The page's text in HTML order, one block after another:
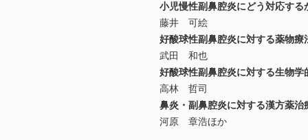
小児慢性副鼻腔炎にどう対応する
藤井 可絵
好酸球性副鼻腔炎に対する薬物療
武田 和也
好酸球性副鼻腔炎に対する生物学
高林 哲司
鼻炎・副鼻腔炎に対する漢方薬治
河原 章浩ほか